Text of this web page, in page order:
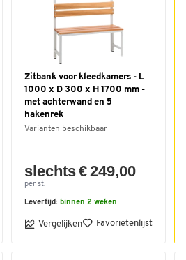
Zitbank voor kleedkamers - L
1000 x D 300 x H 1700 mm -
met achterwand en 5
hakenrek
Varianten beschikbaar
slechts € 249,00
per st.
Levertijd: binnen 2 weken
Vergelijken Favorietenlijst